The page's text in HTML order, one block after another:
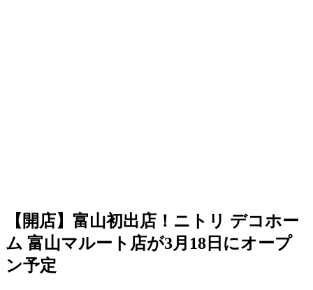
【開店】富山初出店！ニトリ デコホー
ム 富山マルート店が3月18日にオープ
ン予定